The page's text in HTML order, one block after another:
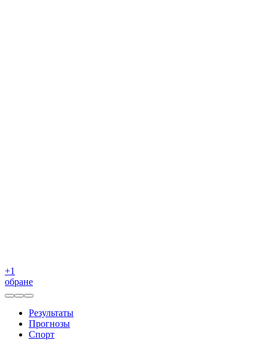
+1
обране
Результаты
Прогнозы
Спорт